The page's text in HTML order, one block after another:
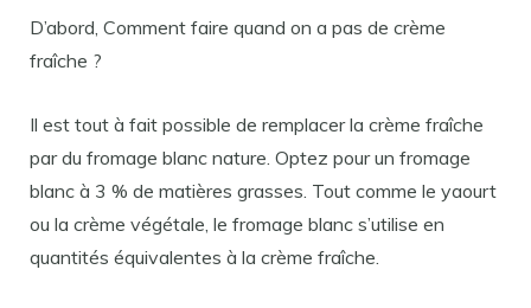
D’abord, Comment faire quand on a pas de crème
fraîche ?
Il est tout à fait possible de remplacer la crème fraîche
par du fromage blanc nature. Optez pour un fromage
blanc à 3 % de matières grasses. Tout comme le yaourt
ou la crème végétale, le fromage blanc s’utilise en
quantités équivalentes à la crème fraîche.